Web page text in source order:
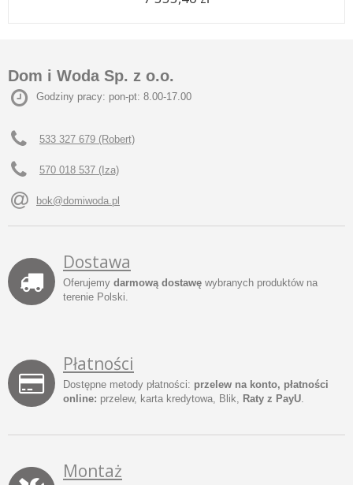
Dom i Woda Sp. z o.o.
Godziny pracy: pon-pt: 8.00-17.00
533 327 679 (Robert)
570 018 537 (Iza)
bok@domiwoda.pl
Dostawa
Oferujemy darmową dostawę wybranych produktów na
terenie Polski.
Płatności
Dostępne metody płatności: przelew na konto, płatności
online: przelew, karta kredytowa, Blik, Raty z PayU.
Montaż